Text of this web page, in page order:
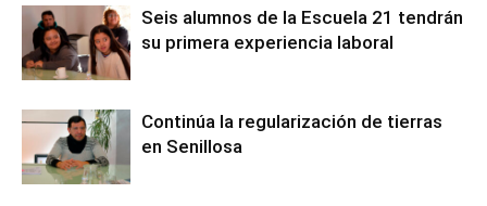
Seis alumnos de la Escuela 21 tendrán
su primera experiencia laboral
Continúa la regularización de tierras
en Senillosa